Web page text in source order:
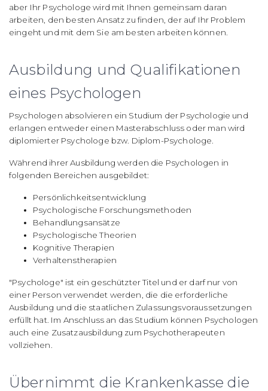
aber Ihr Psychologe wird mit Ihnen gemeinsam daran
arbeiten, den besten Ansatz zu finden, der auf Ihr Problem
eingeht und mit dem Sie am besten arbeiten können.
Ausbildung und Qualifikationen
eines Psychologen
Psychologen absolvieren ein Studium der Psychologie und
erlangen entweder einen Masterabschluss oder man wird
diplomierter Psychologe bzw. Diplom-Psychologe.
Während ihrer Ausbildung werden die Psychologen in
folgenden Bereichen ausgebildet:
Persönlichkeitsentwicklung
Psychologische Forschungsmethoden
Behandlungsansätze
Psychologische Theorien
Kognitive Therapien
Verhaltenstherapien
"Psychologe" ist ein geschützter Titel und er darf nur von
einer Person verwendet werden, die die erforderliche
Ausbildung und die staatlichen Zulassungsvoraussetzungen
erfüllt hat. Im Anschluss an das Studium können Psychologen
auch eine Zusatzausbildung zum Psychotherapeuten
vollziehen.
Übernimmt die Krankenkasse die